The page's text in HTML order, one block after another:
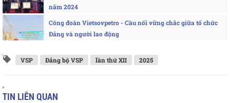
năm 2024
Công đoàn Vietsovpetro - Cầu nối vững chắc giữa tổ chức
Đảng và người lao động
VSP Đảng bộ VSP lần thứ XII 2025
TIN LIÊN QUAN